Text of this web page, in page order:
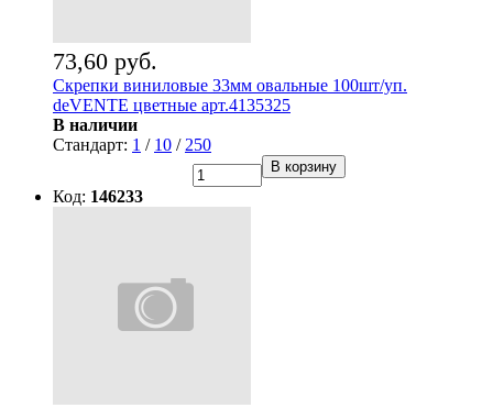
73,60 руб.
Скрепки виниловые 33мм овальные 100шт/уп.
deVENTE цветные арт.4135325
В наличии
Стандарт: 1 / 10 / 250
В корзину
Код: 146233